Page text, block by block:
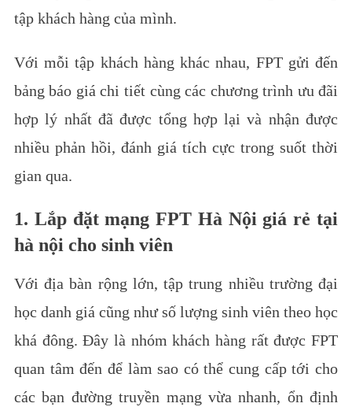
tập khách hàng của mình.
Với mỗi tập khách hàng khác nhau, FPT gửi đến
bảng báo giá chi tiết cùng các chương trình ưu đãi
hợp lý nhất đã được tổng hợp lại và nhận được
nhiều phản hồi, đánh giá tích cực trong suốt thời
gian qua.
1. Lắp đặt mạng FPT Hà Nội giá rẻ tại
hà nội cho sinh viên
Với địa bàn rộng lớn, tập trung nhiều trường đại
học danh giá cũng như số lượng sinh viên theo học
khá đông.Đây là nhóm khách hàng rất được FPT
quan tâm đến để làm sao có thể cung cấp tới cho
các bạn đường truyền mạng vừa nhanh, ổn định